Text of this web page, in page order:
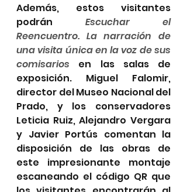
Además, estos visitantes
podrán Escuchar el
Reencuentro. La narración de
una visita única en la voz de sus
comisarios en las salas de
exposición. Miguel Falomir,
director del Museo Nacional del
Prado, y los conservadores
Leticia Ruiz, Alejandro Vergara
y Javier Portús comentan la
disposición de las obras de
este impresionante montaje
escaneando el código QR que